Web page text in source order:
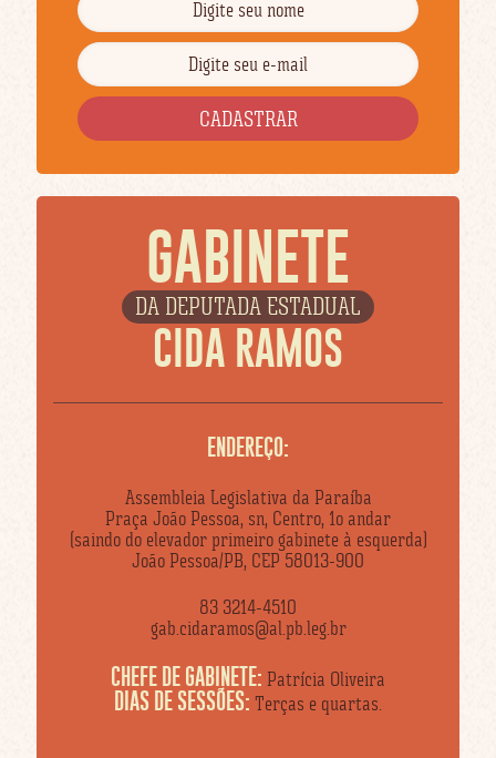
GABINETE
DA DEPUTADA ESTADUAL
CIDA RAMOS
ENDEREÇO:
Assembleia Legislativa da Paraíba
Praça João Pessoa, sn, Centro, 1o andar
(saindo do elevador primeiro gabinete à esquerda)
João Pessoa/PB, CEP 58013-900
83 3214-4510
gab.cidaramos@al.pb.leg.br
CHEFE DE GABINETE: Patrícia Oliveira
DIAS DE SESSÕES: Terças e quartas.